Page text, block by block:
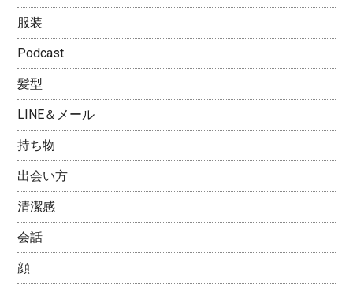
服装
Podcast
髪型
LINE＆メール
持ち物
出会い方
清潔感
会話
顔